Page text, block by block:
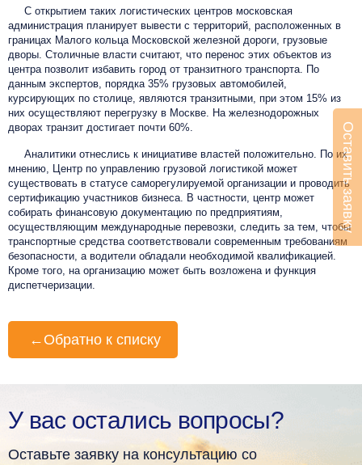
С открытием таких логистических центров московская
администрация планирует вывести с территорий, расположенных в
границах Малого кольца Московской железной дороги, грузовые
дворы. Столичные власти считают, что перенос этих объектов из
центра позволит избавить город от транзитного транспорта. По
данным экспертов, порядка 35% грузовых автомобилей,
курсирующих по столице, являются транзитными, при этом 15% из
них осуществляют перегрузку в Москве. На железнодорожных
дворах транзит достигает почти 60%.
Аналитики отнеслись к инициативе властей положительно. По их
мнению, Центр по управлению грузовой логистикой может
существовать в статусе саморегулируемой организации и проводить
сертификацию участников бизнеса. В частности, центр может
собирать финансовую документацию по предприятиям,
осуществляющим международные перевозки, следить за тем, чтобы
транспортные средства соответствовали современным требованиям
безопасности, а водители обладали необходимой квалификацией.
Кроме того, на организацию может быть возложена и функция
диспетчеризации.
← Обратно к списку
У вас остались вопросы?
Оставьте заявку на консультацию со
Оставить заявку